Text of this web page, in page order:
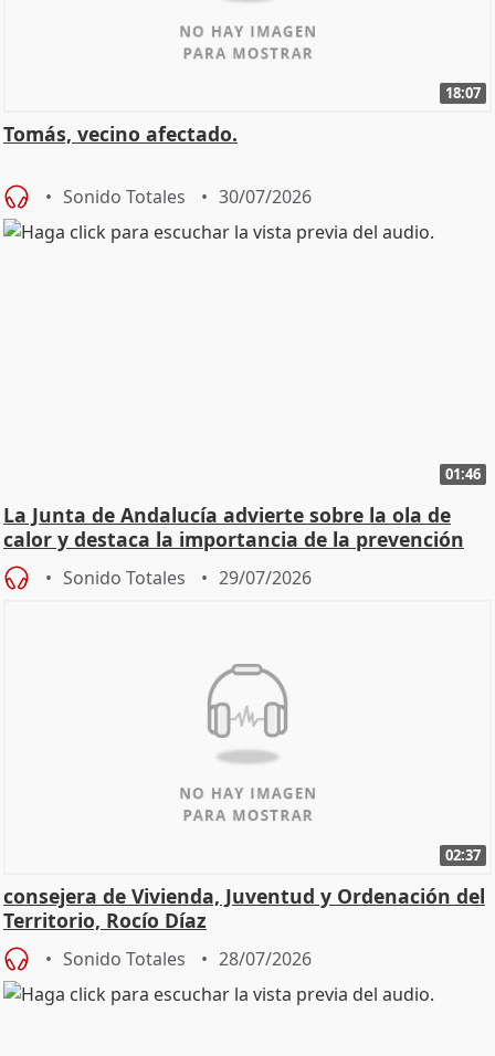
18:07
Tomás, vecino afectado.
Sonido Totales 30/07/2026
01:46
La Junta de Andalucía advierte sobre la ola de
calor y destaca la importancia de la prevención
Sonido Totales 29/07/2026
02:37
consejera de Vivienda, Juventud y Ordenación del
Territorio, Rocío Díaz
Sonido Totales 28/07/2026